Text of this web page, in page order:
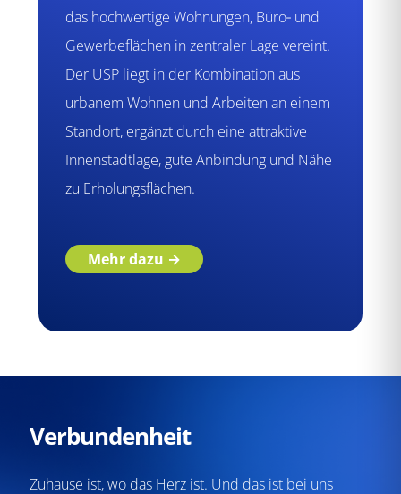
das hochwertige Wohnungen, Büro‑ und
Gewerbeflächen in zentraler Lage vereint.
Der USP liegt in der Kombination aus
urbanem Wohnen und Arbeiten an einem
Standort, ergänzt durch eine attraktive
Innenstadtlage, gute Anbindung und Nähe
zu Erholungsflächen.
Mehr dazu →
Verbundenheit
Zuhause ist, wo das Herz ist. Und das ist bei uns